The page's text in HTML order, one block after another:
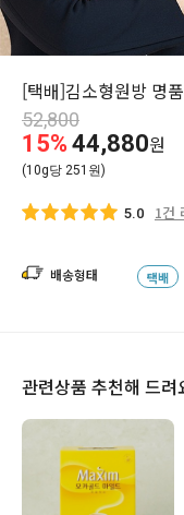
[택배]김소형원방 명
52,800
15% 44,880원
(10g당 251원)
5.0 1건
배송형태 택배
관련상품 추천해 드려